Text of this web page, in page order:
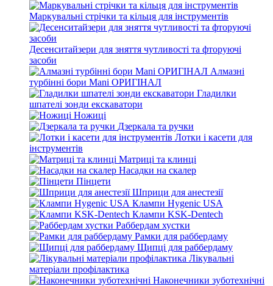
Маркувальні стрічки та кільця для інструментів
Десенситайзери для зняття чутливості та фторуючі
засоби
Алмазні
турбінні бори Mani ОРИГІНАЛ
Гладилки
шпателі зонди екскаватори
Ножиці
Дзеркала та ручки
Лотки і касети для
інструментів
Матриці та клинці
Насадки на скалер
Пінцети
Шприци для анестезії
Клампи Hygenic USA
Клампи KSK-Dentech
Раббердам хустки
Рамки для раббердаму
Щипці для раббердаму
Лікувальні
матеріали профілактика
Наконечники зуботехнічні